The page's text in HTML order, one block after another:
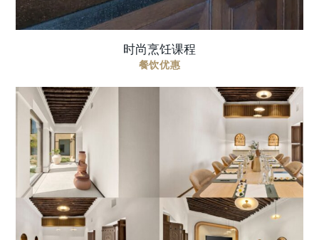
时尚烹饪课程
餐饮优惠
一体化尊享空间体验，旨在提升您在 Al Bait Al Westi
工作、会面与交流的方式 共享办公空间：每人每小
时 40 AED 私人议会厅：每小时 500 AED（最多可
容纳 ...